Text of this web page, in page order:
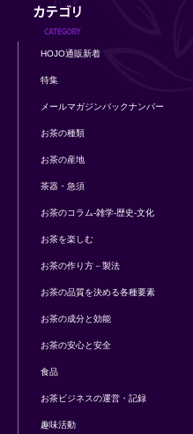
HOJO通販新着
特集
メールマガジンバックナンバー
お茶の種類
お茶の産地
茶器・急須
お茶のコラム-雑学-歴史-文化
お茶を楽しむ
お茶の作り方－製法
お茶の品質を決める各種要素
お茶の成分と効能
お茶の安心と安全
食品
お茶ビジネスの運営・記録
趣味活動